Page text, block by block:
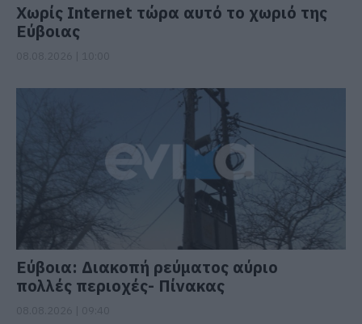
Χωρίς Internet τώρα αυτό το χωριό της
Εύβοιας
Εύβοια: Διακοπή ρεύματος αύριο
πολλές περιοχές- Πίνακας